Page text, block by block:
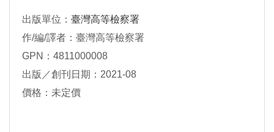
出版單位： 臺灣高等檢察署
作/編/譯者：臺灣高等檢察署
GPN：4811000008
出版／創刊日期：2021-08
價格：未定價